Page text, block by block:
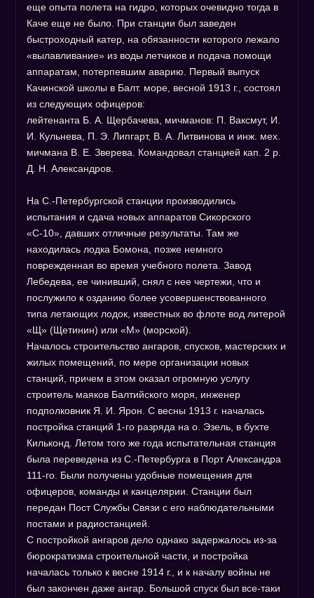
еще опыта полета на гидро, которых очевидно тогда в
Каче еще не было. При станции был заведен
быстроходный катер, на обязанности которого лежало
«вылавливание» из воды летчиков и подача помощи
аппаратам, потерпевшим аварию. Первый выпуск
Качинской школы в Балт. море, весной 1913 г., состоял
из следующих офицеров:
лейтенанта Б. А. Щербачева, мичманов: П. Ваксмут, И.
И. Кульнева, П. Э. Липгарт, В. А. Литвинова и инж. мех.
мичмана В. Е. Зверева. Командовал станцией кап. 2 р.
Д. Н. Александров.
На С.-Петербургской станции производились
испытания и сдача новых аппаратов Сикорского
«С-10», давших отличные результаты. Там же
находилась лодка Бомона, позже немного
поврежденная во время учебного полета. Завод
Лебедева, ее чинивший, снял с нее чертежи, что и
послужило к озданию более усовершенствованного
типа летающих лодок, известных во флоте вод литерой
«Щ» (Щетинин) или «М» (морской).
Началось строительство ангаров, спусков, мастерских и
жилых помещений, по мере организации новых
станций, причем в этом оказал огромную услугу
строитель маяков Балтийского моря, инженер
подполковник Я. И. Ярон. С весны 1913 г. началась
постройка станций 1-го разряда на о. Эзель, в бухте
Кильконд. Летом того же года испытательная станция
была переведена из С.-Петербурга в Порт Александра
111-го. Были получены удобные помещения для
офицеров, команды и канцелярии. Станции был
передан Пост Службы Связи с его наблюдательными
постами и радиостанцией.
С постройкой ангаров дело однако задержалось из-за
бюрократизма строительной части, и постройка
началась только к весне 1914 г., и к началу войны не
был закончен даже ангар. Большой спуск был все-таки